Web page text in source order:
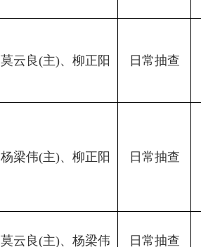
莫云良(主)、柳正阳 日常抽查
杨梁伟(主)、柳正阳 日常抽查
莫云良(主)、杨梁伟 日常抽查